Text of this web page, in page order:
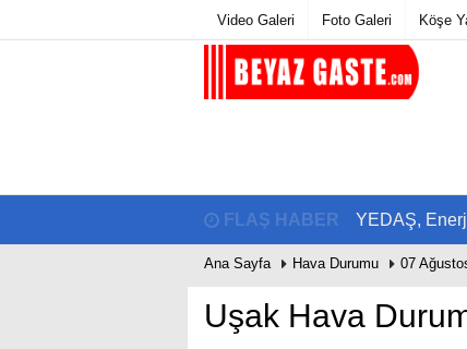
Video Galeri Foto Galeri Köşe
FLAŞ HABER YEDAŞ,
Ana Sayfa Hava Durumu 07
Uşak Hava